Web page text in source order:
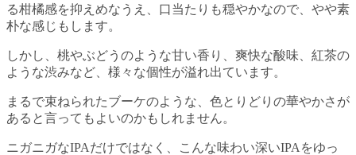
る柑橘感を抑えめなうえ、口当たりも穏やかなので、やや素
朴な感じもします。
しかし、桃やぶどうのような甘い香り、爽快な酸味、紅茶の
ような渋みなど、様々な個性が溢れ出ています。
まるで束ねられたブーケのような、色とりどりの華やかさが
あると言ってもよいのかもしれません。
ニガニガなIPAだけではなく、こんな味わい深いIPAをゆっ